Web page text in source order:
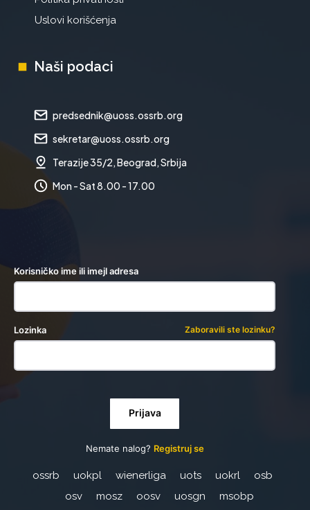
Uslovi korišćenja
Naši podaci
predsednik@uoss.ossrb.org
sekretar@uoss.ossrb.org
Terazije 35/2, Beograd, Srbija
Mon - Sat 8.00 - 17.00
Korisničko ime ili imejl adresa
Lozinka Zaboravili ste lozinku?
Prijava
Nemate nalog? Registruj se
ossrb uokpl wienerliga uots uokrl
osb
osv
mosz oosv uosgn msobp